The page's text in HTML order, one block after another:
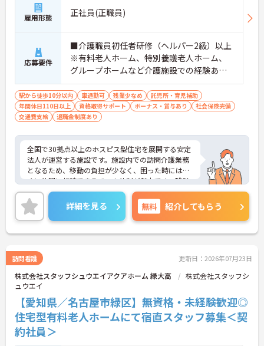
雇用形態 正社員(正職員)
応募要件
■介護職員初任者研修（ヘルパー2級）以上
※有料老人ホーム、特別養護老人ホーム、
グループホームなど介護施設での経験ある
方歓迎 ※ホスピス勤務（訪問介護）や「看
取り」が初めての方も可
駅から徒歩10分以内 車通勤可 残業少なめ
託児所・育児補助
年間休日110日以上
資格取得サポート ボーナス・賞与あり
社会保険完備
交通費支給
退職金制度あり
全国で30拠点以上のホスピス型住宅を展開する安定
法人が運営する施設です。施設内での訪問介護業務
となるため、移動の負担が少なく、困った時にはす
ぐに仲間に相談できるチーム体制が魅力です。残業
は全社平均残業月5時間程度と少なく、3日以上の連
続休暇で支援金が支給される独自の制度や、美容皮
膚科などの割引が受けられる福利厚生も充実してい
ます。ホスピスケアが初めてでも、充実した入社時
研修と資格取得支援制度を活用し、専門性を高めな
す。ご入居者さまの生きる喜びに寄り添いながらチ
ームで協力しながらより良いケアを提供したい方に
ぴったりの環境です。
★おすすめPOINT★
【「看取り・難病ケアのプロ」として成長できる環
境が整っています】
・がん末期・神経難病の方に特化したホスピス型住
宅ならではの専門的なスキルを、日常業務の中で習
詳細を見る 無料 紹介してもらう
訪問看護 更新日：2026年07月23日
株式会社スタッフシュウエイアクアホーム 緑大高
株式会社スタッフシ
ュウエイ
【愛知県／名古屋市緑区】無資格・未経験歓迎◎
住宅型有料老人ホームにて宿直スタッフ募集＜契
約社員＞